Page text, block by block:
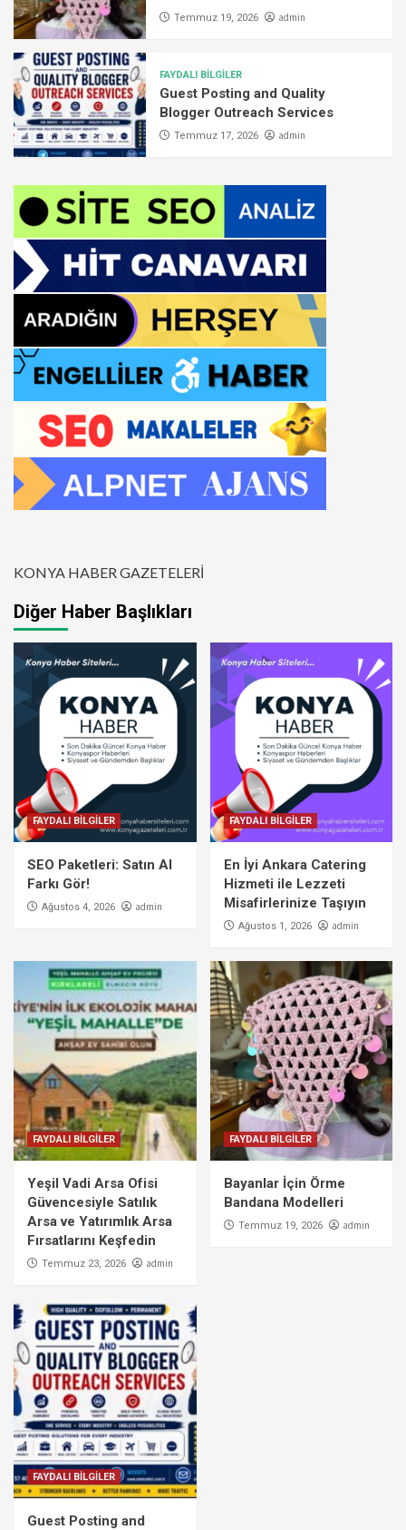
Temmuz 19, 2026 admin
FAYDALI BİLGİLER
Guest Posting and Quality
Blogger Outreach Services
Temmuz 17, 2026 admin
KONYA HABER GAZETELERİ
Diğer Haber Başlıkları
FAYDALI BİLGİLER
SEO Paketleri: Satın Al
Farkı Gör!
Ağustos 4, 2026 admin
FAYDALI BİLGİLER
En İyi Ankara Catering
Hizmeti ile Lezzeti
Misafirlerinize Taşıyın
Ağustos 1, 2026 admin
FAYDALI BİLGİLER
Yeşil Vadi Arsa Ofisi
Güvencesiyle Satılık
Arsa ve Yatırımlık Arsa
Fırsatlarını Keşfedin
Temmuz 23, 2026 admin
FAYDALI BİLGİLER
Bayanlar İçin Örme
Bandana Modelleri
Temmuz 19, 2026 admin
FAYDALI BİLGİLER
Guest Posting and